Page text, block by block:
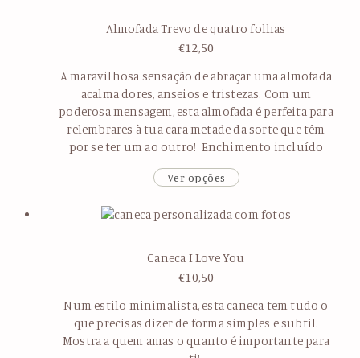
Almofada Trevo de quatro folhas
€12,50
A maravilhosa sensação de abraçar uma almofada
acalma dores, anseios e tristezas. Com um
poderosa mensagem, esta almofada é perfeita para
relembrares à tua cara metade da sorte que têm
por se ter um ao outro! Enchimento incluído
Ver opções
Caneca I Love You
€10,50
Num estilo minimalista, esta caneca tem tudo o
que precisas dizer de forma simples e subtil.
Mostra a quem amas o quanto é importante para